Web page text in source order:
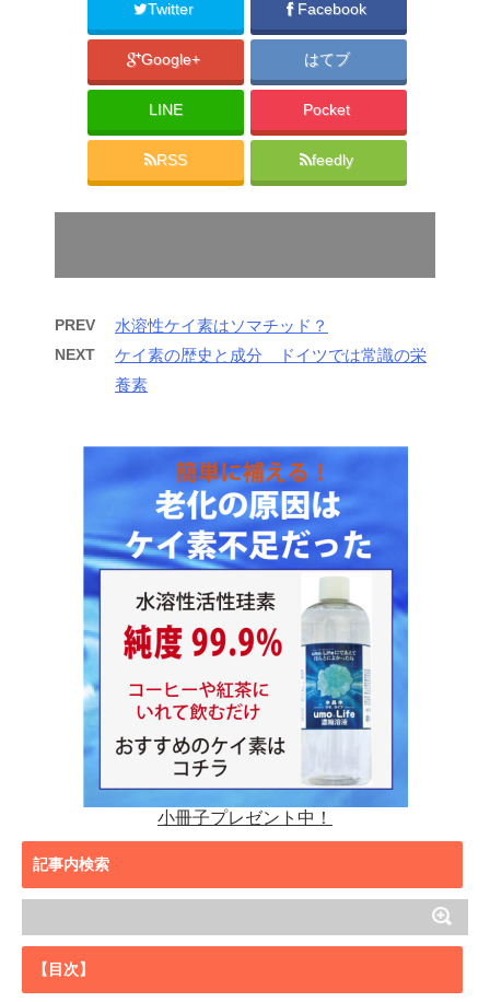
Twitter Facebook
Google+ はてブ
LINE Pocket
RSS feedly
PREV 水溶性ケイ素はソマチッド？
NEXT
ケイ素の歴史と成分 ドイツでは常識の栄
養素
小冊子プレゼント中！
記事内検索
【目次】